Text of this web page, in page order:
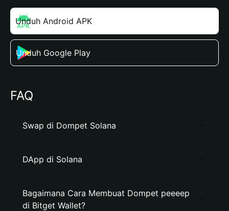
Unduh Android APK
Unduh Google Play
FAQ
Swap di Dompet Solana
DApp di Solana
Bagaimana Cara Membuat Dompet peeeep
di Bitget Wallet?